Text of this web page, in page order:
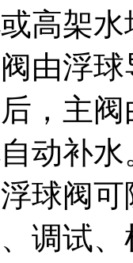
高架
由浮
，主
动补
球阀
调试